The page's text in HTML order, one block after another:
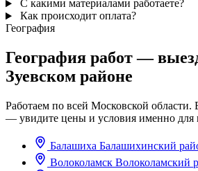
С какими материалами работаете?
Как происходит оплата?
География
География работ —
Зуевском районе
Работаем по всей Московской
— увидите цены и условия именно для
Балашиха Балашихинский
Волоколамск Волоколамский